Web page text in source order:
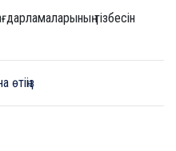
тізбесін